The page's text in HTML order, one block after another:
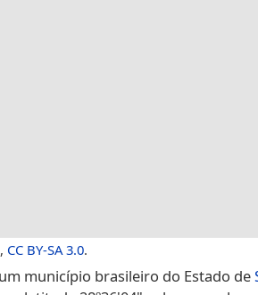
, CC BY-SA 3.0.
município brasileiro do Estado de